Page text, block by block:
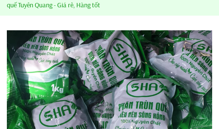
quế Tuyên Quang - Giá rẻ, Hàng tốt